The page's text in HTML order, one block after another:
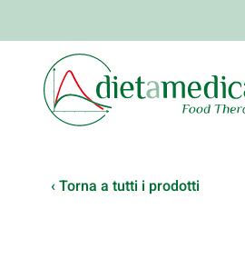
‹ Torna a tutti i prodotti